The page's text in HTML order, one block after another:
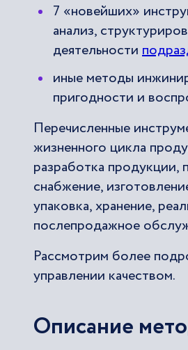
7 «новейших»
анализ,
деятельности
иные методы
пригодности и
Перечисленные
жизненного цикла
разработка продукции,
снабжение,
упаковка, хранение,
послепродажное
Рассмотрим более
управлении качеством.
Описание